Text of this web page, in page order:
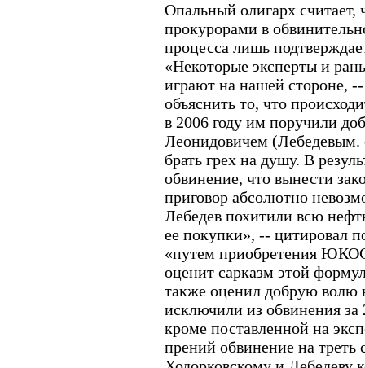
Опальный олигарх считает,
прокурорами в
процесса лишь
«Некоторые эксперты и
играют на нашей стороне,
объяснить то, что
в 2006 году им поручили
Леонидовичем
брать грех на душу. В
обвинение, что вынести
приговор абсолютно
Лебедев похитили всю
ее покупки», -- цитировал
«путем приобретения
оценит сарказм этой
также оценил добрую волю
исключили из обвинения
кроме поставленной на
прений обвинение на